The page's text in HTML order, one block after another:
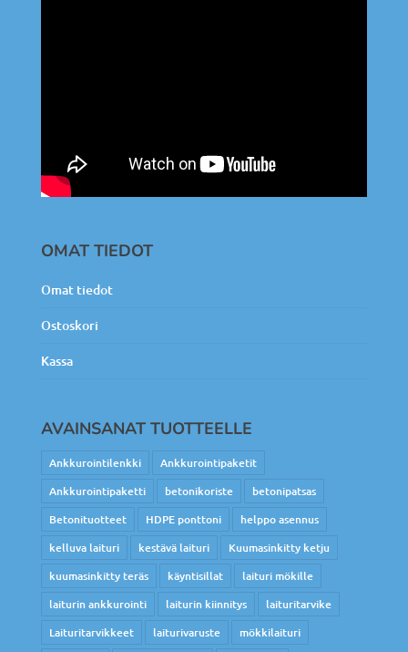
OMAT TIEDOT
Omat tiedot
Ostoskori
Kassa
AVAINSANAT TUOTTEELLE
Ankkurointilenkki
Ankkurointipaketit
Ankkurointipaketti
betonikoriste
betonipatsas
Betonituotteet
HDPE ponttoni
helppo asennus
kelluva laituri
kestävä laituri
Kuumasinkitty ketju
kuumasinkitty teräs
käyntisillat
laituri mökille
laiturin ankkurointi
laiturin kiinnitys
laituritarvike
Laituritarvikkeet
laiturivaruste
mökkilaituri